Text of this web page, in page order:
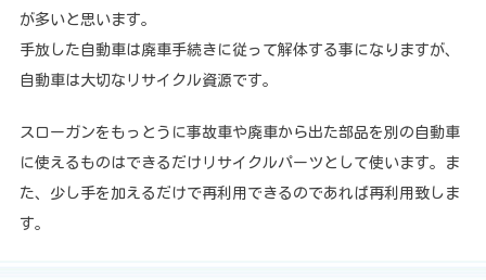
が多いと思います。
手放した自動車は廃車手続きに従って解体する事になりますが、
自動車は大切なリサイクル資源です。
スローガンをもっとうに事故車や廃車から出た部品を別の自動車
に使えるものはできるだけリサイクルパーツとして使います。ま
た、少し手を加えるだけで再利用できるのであれば再利用致しま
す。